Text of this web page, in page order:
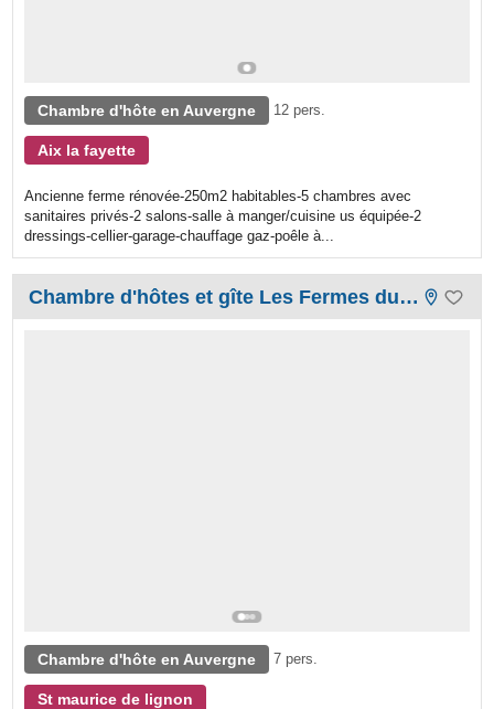
Chambre d'hôte en Auvergne 12 pers.
Aix la fayette
Ancienne ferme rénovée-250m2 habitables-5 chambres avec
sanitaires privés-2 salons-salle à manger/cuisine us équipée-2
dressings-cellier-garage-chauffage gaz-poêle à...
Chambre d'hôtes et gîte Les Fermes du Château
Chambre d'hôte en Auvergne 7 pers.
St maurice de lignon